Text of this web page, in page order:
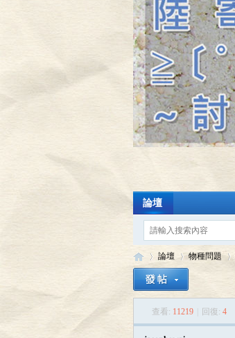
論壇
論壇
›
物種問題
›
查看: 11219 回復: 4